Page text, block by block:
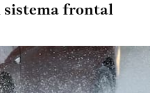
sistema frontal